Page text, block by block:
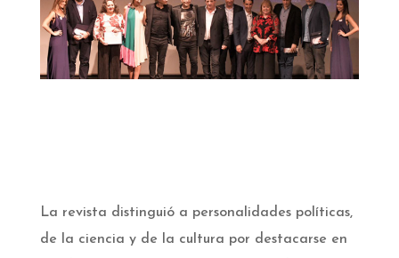
La revista distinguió a personalidades políticas,
de la ciencia y de la cultura por destacarse en